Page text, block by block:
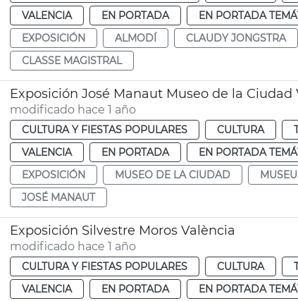
VALENCIA
EN PORTADA EN PORTADA
EXPOSICIÓN
ALMODÍ CLAUDY JONGSTRA
CLASSE MAGISTRAL
Exposición José Manaut Museo de la Ciudad
modificado hace 1 año
CULTURA Y FIESTAS POPULARES CULTURA
VALENCIA
EN PORTADA EN PORTADA
EXPOSICIÓN
MUSEO DE LA CIUDAD
JOSÉ MANAUT
Exposición Silvestre Moros València
modificado hace 1 año
CULTURA Y FIESTAS POPULARES CULTURA
VALENCIA
EN PORTADA EN PORTADA